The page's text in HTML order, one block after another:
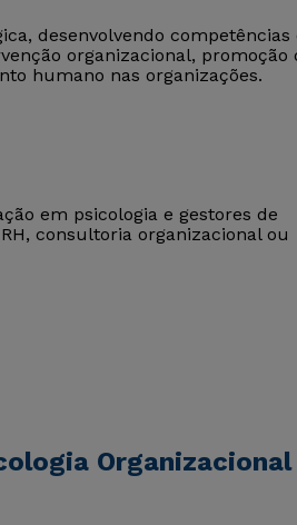
desenvolvendo competências
organizacional, promoção
humano nas organizações.
em psicologia e gestores de
consultoria organizacional ou